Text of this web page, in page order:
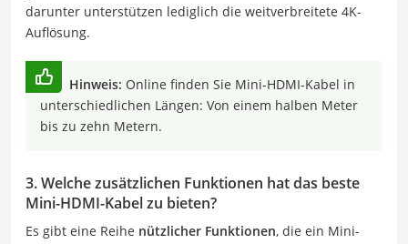
darunter unterstützen lediglich die weitverbreitete 4K-
Auflösung.
Hinweis: Online finden Sie Mini-HDMI-Kabel in
unterschiedlichen Längen: Von einem halben Meter
bis zu zehn Metern.
3. Welche zusätzlichen Funktionen hat das beste
Mini-HDMI-Kabel zu bieten?
Es gibt eine Reihe nützlicher Funktionen, die ein Mini-